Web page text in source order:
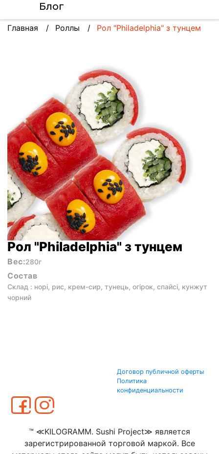
Блог
Главная Роллы Рол "Philadelphia" з тунцем
Рол "Philadelphia" з тунцем
Вес:280г
Состав
Склад : норі, рис, крем-сир, тунець, огірок, спайсі, кунжут
чорний
Договор публичной оферты
Политика
конфиденциальности
™ ≪KILOGRAMM. Sushi Project≫ является
зарегистрированной торговой маркой. Все